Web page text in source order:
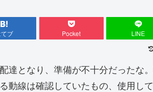
ブ Pocket LINE
達となり、準備が不十分だったな
動線は確認していたもの、使用し